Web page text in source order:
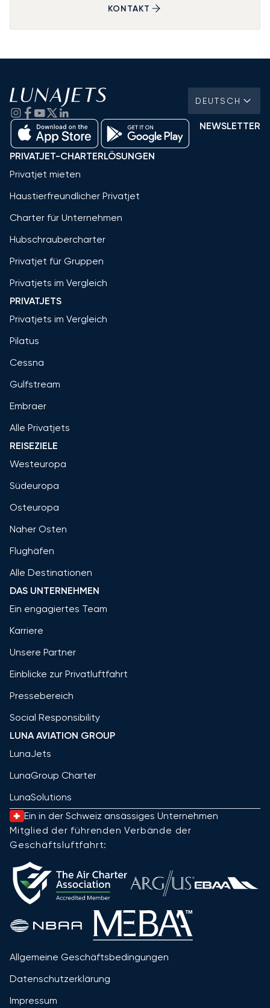
KONTAKT
DEUTSCH
NEWSLETTER
PRIVATJET-CHARTERLÖSUNGEN
Privatjet mieten
Haustierfreundlicher Privatjet
Charter für Unternehmen
Hubschraubercharter
Privatjet für Gruppen
Privatjets im Vergleich
PRIVATJETS
Privatjets im Vergleich
Pilatus
Cessna
Gulfstream
Embraer
Alle Privatjets
REISEZIELE
Westeuropa
Südeuropa
Osteuropa
Naher Osten
Flughäfen
Alle Destinationen
DAS UNTERNEHMEN
Ein engagiertes Team
Karriere
Unsere Partner
Einblicke zur Privatluftfahrt
Pressebereich
Social Responsibility
LUNA AVIATION GROUP
LunaJets
LunaGroup Charter
LunaSolutions
Ein in der Schweiz ansässiges Unternehmen
Mitglied der führenden Verbände der
Geschäftsluftfahrt:
Allgemeine Geschäftsbedingungen
Datenschutzerklärung
Impressum